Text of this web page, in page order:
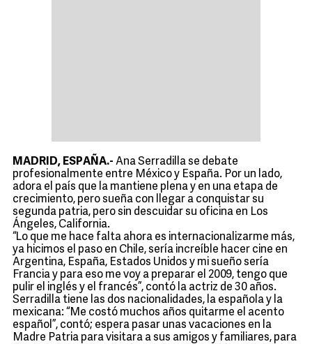
MADRID, ESPAÑA.- Ana Serradilla se debate
profesionalmente entre México y España. Por un lado,
adora el país que la mantiene plena y en una etapa de
crecimiento, pero sueña con llegar a conquistar su
segunda patria, pero sin descuidar su oficina en Los
Ángeles, California.
“Lo que me hace falta ahora es internacionalizarme más,
ya hicimos el paso en Chile, sería increíble hacer cine en
Argentina, España, Estados Unidos y mi sueño sería
Francia y para eso me voy a preparar el 2009, tengo que
pulir el inglés y el francés”, contó la actriz de 30 años.
Serradilla tiene las dos nacionalidades, la española y la
mexicana: “Me costó muchos años quitarme el acento
español”, contó; espera pasar unas vacaciones en la
Madre Patria para visitara a sus amigos y familiares, para